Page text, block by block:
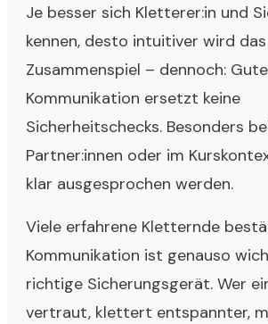
Je besser sich Kletterer:in und
kennen, desto intuitiver wird das
Zusammenspiel – dennoch: Gute
Kommunikation ersetzt keine
Sicherheitschecks. Besonders
Partner:innen oder im
klar ausgesprochen werden.
Viele erfahrene Kletternde
Kommunikation ist genauso
richtige Sicherungsgerät. Wer
vertraut, klettert entspannter,